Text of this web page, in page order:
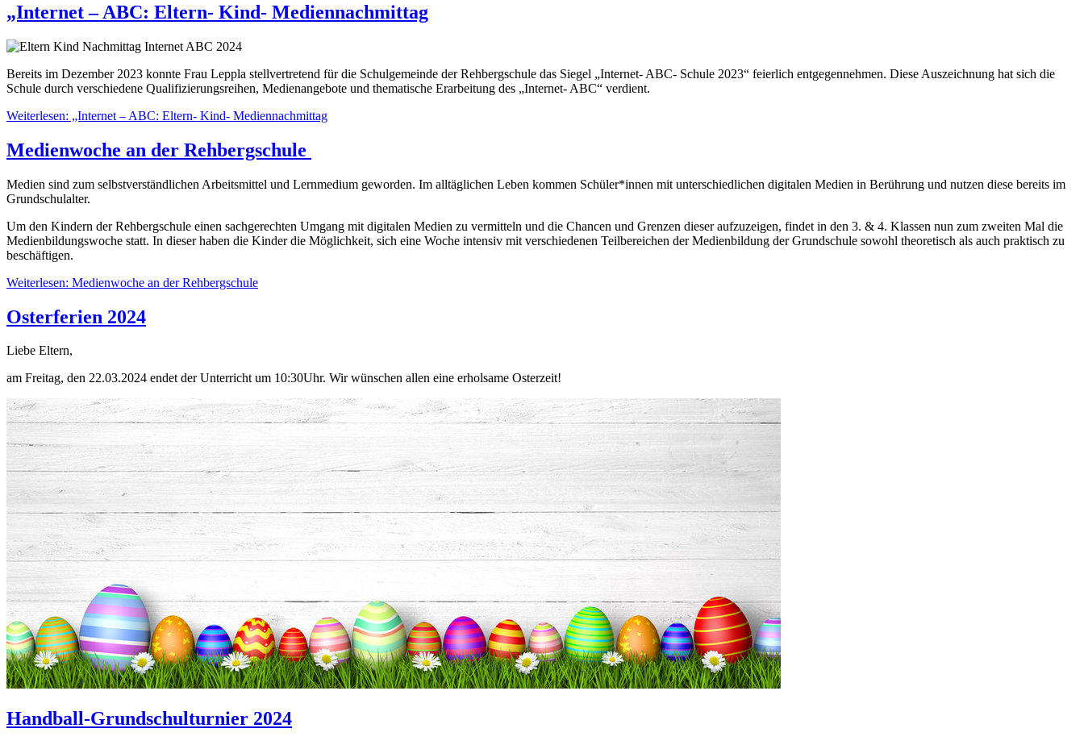
„Internet – ABC: Eltern- Kind- Mediennachmittag
Bereits im Dezember 2023 konnte Frau Leppla stellvertretend für die Schulgemeinde der Rehbergschule das Siegel „Internet- ABC- Schule 2023“ feierlich entgegennehmen. Diese Auszeichnung hat sich die
Schule durch verschiedene Qualifizierungsreihen, Medienangebote und thematische Erarbeitung des „Internet- ABC“ verdient.
Weiterlesen: „Internet – ABC: Eltern- Kind- Mediennachmittag
Medienwoche an der Rehbergschule
Medien sind zum selbstverständlichen Arbeitsmittel und Lernmedium geworden. Im alltäglichen Leben kommen Schüler*innen mit unterschiedlichen digitalen Medien in Berührung und nutzen diese bereits im
Grundschulalter.
Um den Kindern der Rehbergschule einen sachgerechten Umgang mit digitalen Medien zu vermitteln und die Chancen und Grenzen dieser aufzuzeigen, findet in den 3. & 4. Klassen nun zum zweiten Mal die
Medienbildungswoche statt. In dieser haben die Kinder die Möglichkeit, sich eine Woche intensiv mit verschiedenen Teilbereichen der Medienbildung der Grundschule sowohl theoretisch als auch praktisch zu
beschäftigen.
Weiterlesen: Medienwoche an der Rehbergschule
Osterferien 2024
Liebe Eltern,
am Freitag, den 22.03.2024 endet der Unterricht um 10:30Uhr. Wir wünschen allen eine erholsame Osterzeit!
Handball-Grundschulturnier 2024